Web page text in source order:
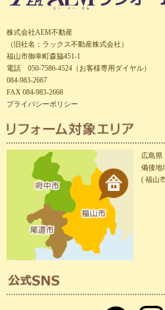
株式会社AEM不動産
（旧社名：ラックス不動産株式会社）
福山市御幸町森脇451-1
電話 050-7586-4524（お客様専用ダイヤル）
084-983-2667
FAX 084-983-2668
プライバシーポリシー
広島県
備後地
( 福山